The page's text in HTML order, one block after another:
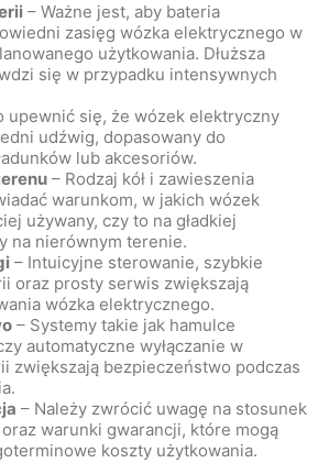
– Ważne jest, aby bateria
zasięg wózka elektrycznego w
użytkowania. Dłuższa
się w przypadku intensywnych
upewnić się, że wózek elektryczny
udźwig, dopasowany do
lub akcesoriów.
– Rodzaj kół i zawieszenia
warunkom, w jakich wózek
używany, czy to na gładkiej
na nierównym terenie.
– Intuicyjne sterowanie, szybkie
oraz prosty serwis zwiększają
wózka elektrycznego.
– Systemy takie jak hamulce
automatyczne wyłączanie w
zwiększają bezpieczeństwo podczas
– Należy zwrócić uwagę na stosunek
warunki gwarancji, które mogą
koszty użytkowania.